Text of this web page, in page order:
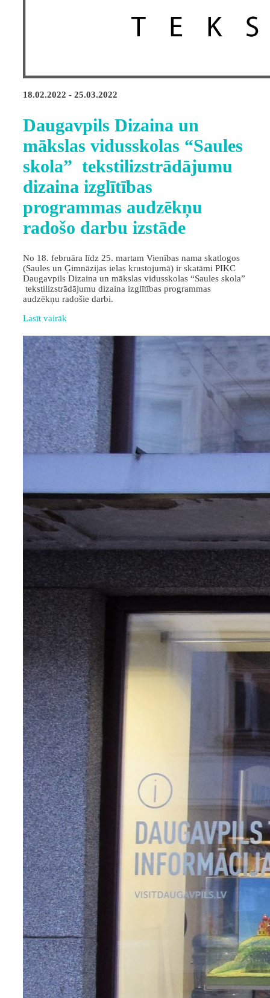
18.02.2022 - 25.03.2022
Daugavpils Dizaina un
mākslas vidusskolas “Saules
skola” tekstilizstrādājumu
dizaina izglītības
programmas audzēkņu
radošo darbu izstāde
No 18. februāra līdz 25. martam Vienības nama skatlogos
(Saules un Ģimnāzijas ielas krustojumā) ir skatāmi PIKC
Daugavpils Dizaina un mākslas vidusskolas “Saules skola”
tekstilizstrādājumu dizaina izglītības programmas
audzēkņu radošie darbi.
Lasīt vairāk